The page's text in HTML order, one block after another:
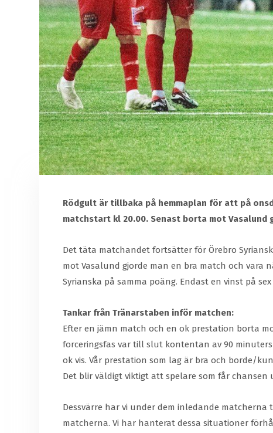
Rödgult är tillbaka på hemmaplan för att på
matchstart kl 20.00. Senast borta mot
Det täta matchandet fortsätter för Örebro
mot Vasalund gjorde man en bra match och vara
Syrianska på samma poäng. Endast en vinst på
Tankar från Tränarstaben inför matchen:
Efter en jämn match och en ok prestation borta
forceringsfas var till slut kontentan av 90
ok vis. Vår prestation som lag är bra och borde/
Det blir väldigt viktigt att spelare som får
Dessvärre har vi under dem inledande
matcherna. Vi har hanterat dessa situationer